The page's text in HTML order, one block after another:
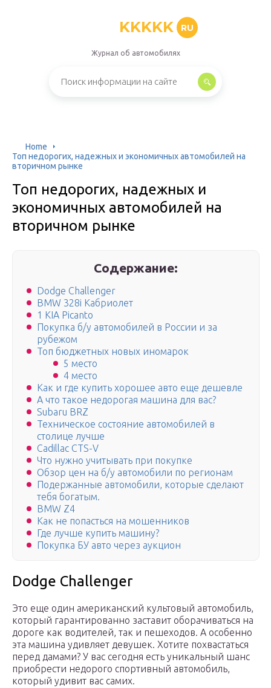
KKKKK RU
Журнал об автомобилях
Home
Топ недорогих, надежных и экономичных автомобилей на
вторичном рынке
Топ недорогих, надежных и
экономичных автомобилей на
вторичном рынке
Содержание:
Dodge Challenger
BMW 328i Кабриолет
1 KIA Picanto
Покупка б/у автомобилей в России и за
рубежом
Топ бюджетных новых иномарок
5 место
4 место
Как и где купить хорошее авто еще дешевле
А что такое недорогая машина для вас?
Subaru BRZ
Техническое состояние автомобилей в
столице лучше
Cadillac CTS-V
Что нужно учитывать при покупке
Обзор цен на б/у автомобили по регионам
Подержанные автомобили, которые сделают
тебя богатым.
BMW Z4
Как не попасться на мошенников
Где лучше купить машину?
Покупка БУ авто через аукцион
Dodge Challenger
Это еще один американский культовый автомобиль,
который гарантированно заставит оборачиваться на
дороге как водителей, так и пешеходов. А особенно
эта машина удивляет девушек. Хотите похвастаться
перед дамами? У вас сегодня есть уникальный шанс
приобрести недорого спортивный автомобиль,
который удивит вас самих.